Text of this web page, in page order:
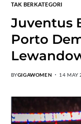
TAK BERKATEGORI
Juventus
Porto
BYGIGAWOMEN 14 MAY